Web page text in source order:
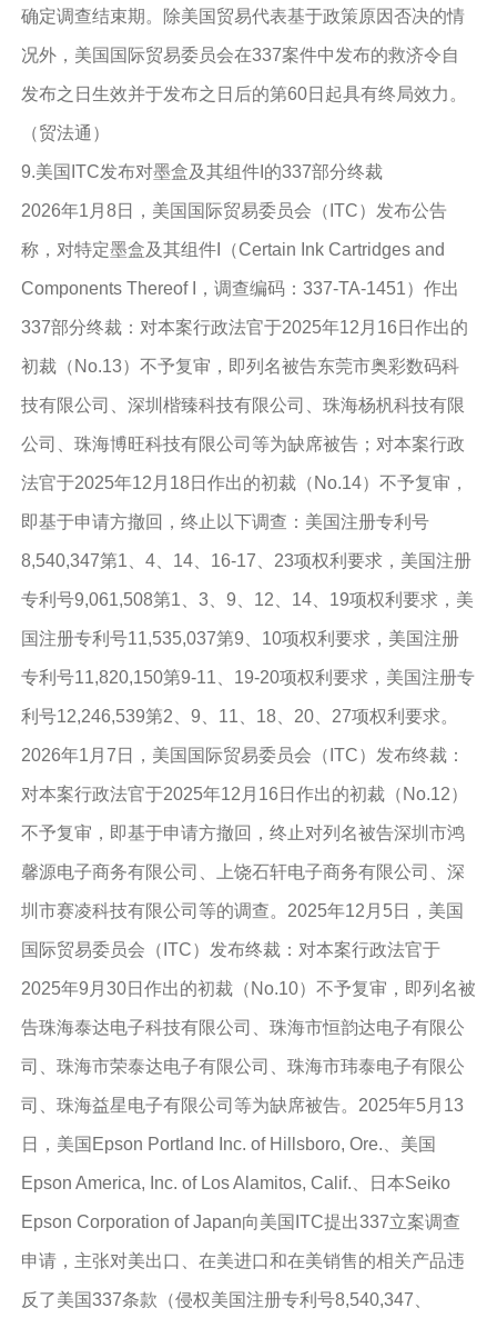
确定调查结束期。除美国贸易代表基于政策原因否决的情
况外，美国国际贸易委员会在337案件中发布的救济令自
发布之日生效并于发布之日后的第60日起具有终局效力。
（贸法通）
9.美国ITC发布对墨盒及其组件I的337部分终裁
2026年1月8日，美国国际贸易委员会（ITC）发布公告
称，对特定墨盒及其组件I（Certain Ink Cartridges and
Components Thereof I，调查编码：337-TA-1451）作出
337部分终裁：对本案行政法官于2025年12月16日作出的
初裁（No.13）不予复审，即列名被告东莞市奥彩数码科
技有限公司、深圳楷臻科技有限公司、珠海杨杋科技有限
公司、珠海博旺科技有限公司等为缺席被告；对本案行政
法官于2025年12月18日作出的初裁（No.14）不予复审，
即基于申请方撤回，终止以下调查：美国注册专利号
8,540,347第1、4、14、16-17、23项权利要求，美国注册
专利号9,061,508第1、3、9、12、14、19项权利要求，美
国注册专利号11,535,037第9、10项权利要求，美国注册
专利号11,820,150第9-11、19-20项权利要求，美国注册专
利号12,246,539第2、9、11、18、20、27项权利要求。
2026年1月7日，美国国际贸易委员会（ITC）发布终裁：
对本案行政法官于2025年12月16日作出的初裁（No.12）
不予复审，即基于申请方撤回，终止对列名被告深圳市鸿
馨源电子商务有限公司、上饶石轩电子商务有限公司、深
圳市赛凌科技有限公司等的调查。2025年12月5日，美国
国际贸易委员会（ITC）发布终裁：对本案行政法官于
2025年9月30日作出的初裁（No.10）不予复审，即列名被
告珠海泰达电子科技有限公司、珠海市恒韵达电子有限公
司、珠海市荣泰达电子有限公司、珠海市玮泰电子有限公
司、珠海益星电子有限公司等为缺席被告。2025年5月13
日，美国Epson Portland Inc. of Hillsboro, Ore.、美国
Epson America, Inc. of Los Alamitos, Calif.、日本Seiko
Epson Corporation of Japan向美国ITC提出337立案调查
申请，主张对美出口、在美进口和在美销售的相关产品违
反了美国337条款（侵权美国注册专利号8,540,347、